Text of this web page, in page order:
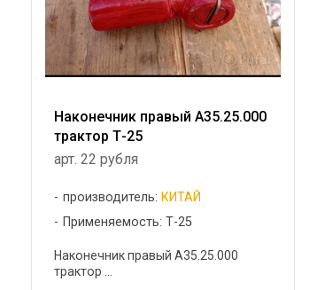
Наконечник правый А35.25.000
трактор Т-25
арт. 22 рубля
производитель: КИТАЙ
Применяемость: Т-25
Наконечник правый А35.25.000
трактор ...